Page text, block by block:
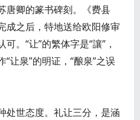
唐卿的篆书碑刻。《费县
成之后，特地送给欧阳修审
。“让”的繁体字是“讓”，
让泉”的明证，“酿泉”之误
处世态度。礼让三分，是涵